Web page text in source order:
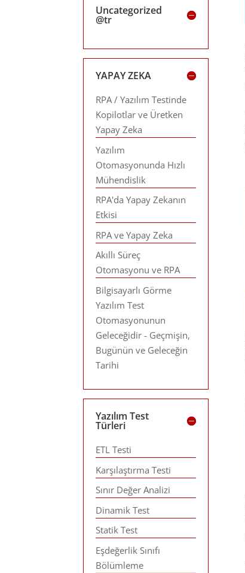
Uncategorized
@tr
YAPAY ZEKA
RPA / Yazılım Testinde
Kopilotlar ve Üretken
Yapay Zeka
Yazılım
Otomasyonunda Hızlı
Mühendislik
RPA'da Yapay Zekanın
Etkisi
RPA ve Yapay Zeka
Akıllı Süreç
Otomasyonu ve RPA
Bilgisayarlı Görme
Yazılım Test
Otomasyonunun
Geleceğidir - Geçmişin,
Bugünün ve Geleceğin
Tarihi
Yazılım Test
Türleri
ETL Testi
Karşılaştırma Testi
Sınır Değer Analizi
Dinamik Test
Statik Test
Eşdeğerlik Sınıfı
Bölümleme